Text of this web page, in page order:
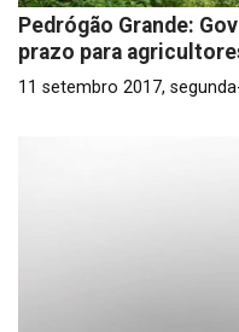
Pedrógão Grande:
prazo para
11 setembro 2017,